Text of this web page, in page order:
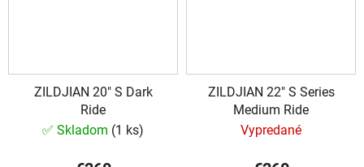
ZILDJIAN 20" S Dark
Ride
✅ Skladom (1 ks)
ZILDJIAN 22" S Series
Medium Ride
Vypredané